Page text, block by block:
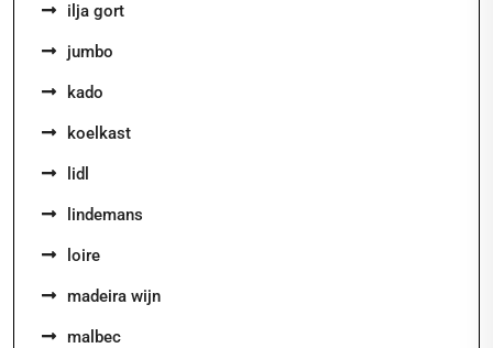
ilja gort
jumbo
kado
koelkast
lidl
lindemans
loire
madeira wijn
malbec